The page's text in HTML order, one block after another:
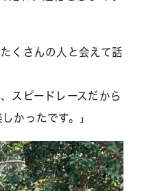
くさんの人と会えて話
スピードレースだから
かったです。」